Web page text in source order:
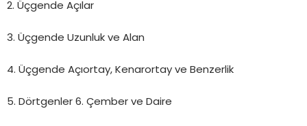
2. Üçgende Açılar
3. Üçgende Uzunluk ve Alan
4. Üçgende Açıortay, Kenarortay ve Benzerlik
5. Dörtgenler 6. Çember ve Daire